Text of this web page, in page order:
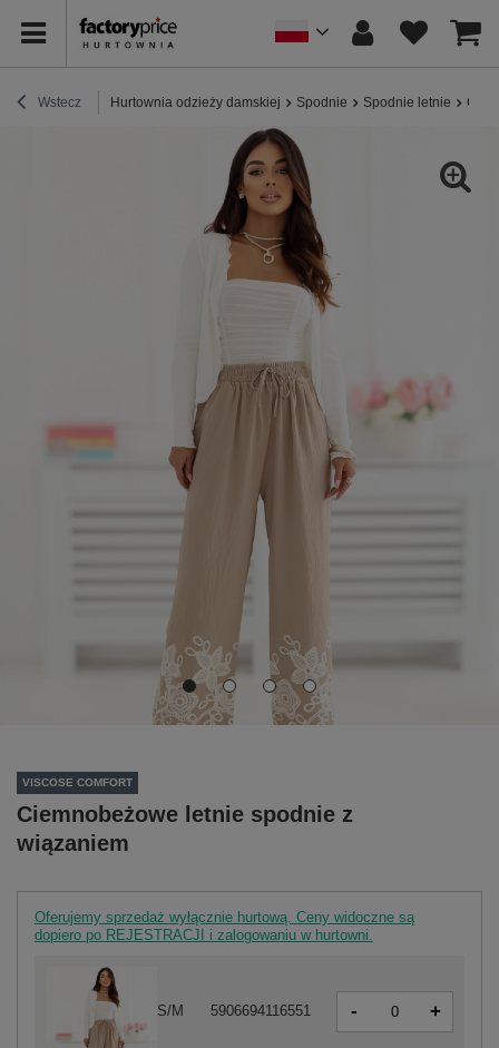
Wstecz Hurtownia odzieży damskiej Spodnie Spodnie letnie
VISCOSE COMFORT
Ciemnobeżowe letnie spodnie z
wiązaniem
Oferujemy sprzedaż wyłącznie hurtową. Ceny widoczne są
dopiero po REJESTRACJI i zalogowaniu w hurtowni.
S/M 5906694116551 - +